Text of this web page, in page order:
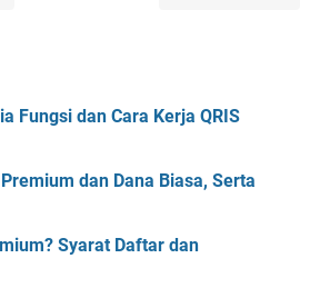
Fungsi dan Cara Kerja QRIS
dan Dana Biasa, Serta
Syarat Daftar dan